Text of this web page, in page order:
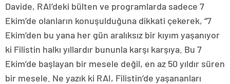
Davide, RAI’deki bülten ve programlarda sadece 7
Ekim’de olanların konuşulduğuna dikkati çekerek, “7
Ekim’den bu yana her gün aralıksız bir kıyım yaşanıyor
ki Filistin halkı yıllardır bununla karşı karşıya. Bu 7
Ekim’de başlayan bir mesele değil, en az 50 yıldır süren
bir mesele. Ne yazık ki RAI, Filistin’de yaşananları